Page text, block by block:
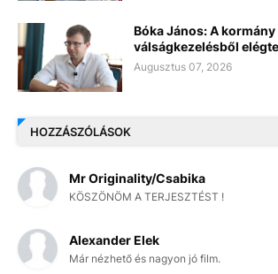
Bóka János: A kormány
válságkezelésből
Augusztus 07, 2026
HOZZÁSZÓLÁSOK
Mr Originality/Csabika
KÖSZÖNÖM A TERJESZTÉST !
Alexander Elek
Már nézhető és nagyon jó film.